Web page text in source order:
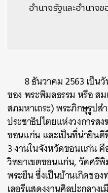
อำนาจรัฐและอำนาจ
8 ธันวาคม 2563 เป็น
ของ พระพิมลธรรม หรือ ส
สภมหาเถระ) พระภิกษุรูป
ประชาธิปไตยแห่งวงการส
ขอนแก่น และเป็นที่น่ายินดี
3 งานในจังหวัดขอนแก่น
วิทยาเขตขอนแก่น, วัดศรี
พระยืน ซึ่งเป็นบ้านเกิดขอ
เลอรีแสดงงานศิลปะกลาง